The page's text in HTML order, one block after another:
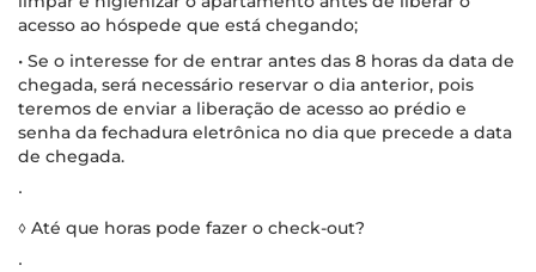
acesso ao hóspede que está chegando;
• Se o interesse for de entrar antes das 8 horas da data de
chegada, será necessário reservar o dia anterior, pois
teremos de enviar a liberação de acesso ao prédio e
senha da fechadura eletrônica no dia que precede a data
de chegada.
∙
◊ Até que horas pode fazer o check-out?
∙